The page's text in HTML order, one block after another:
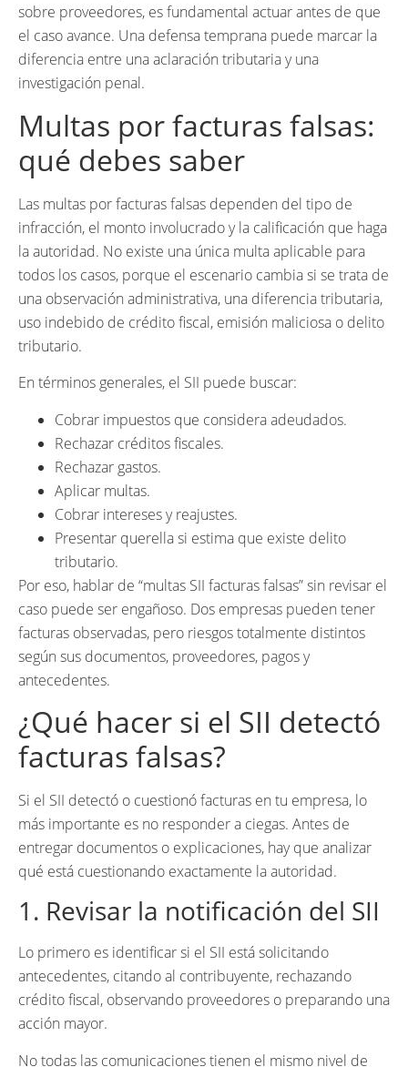
sobre proveedores, es fundamental actuar antes de que
el caso avance. Una defensa temprana puede marcar la
diferencia entre una aclaración tributaria y una
investigación penal.
Multas por facturas falsas:
qué debes saber
Las multas por facturas falsas dependen del tipo de
infracción, el monto involucrado y la calificación que haga
la autoridad. No existe una única multa aplicable para
todos los casos, porque el escenario cambia si se trata de
una observación administrativa, una diferencia tributaria,
uso indebido de crédito fiscal, emisión maliciosa o delito
tributario.
En términos generales, el SII puede buscar:
Cobrar impuestos que considera adeudados.
Rechazar créditos fiscales.
Rechazar gastos.
Aplicar multas.
Cobrar intereses y reajustes.
Presentar querella si estima que existe delito
tributario.
Por eso, hablar de “multas SII facturas falsas” sin revisar el
caso puede ser engañoso. Dos empresas pueden tener
facturas observadas, pero riesgos totalmente distintos
según sus documentos, proveedores, pagos y
antecedentes.
¿Qué hacer si el SII detectó
facturas falsas?
Si el SII detectó o cuestionó facturas en tu empresa, lo
más importante es no responder a ciegas. Antes de
entregar documentos o explicaciones, hay que analizar
qué está cuestionando exactamente la autoridad.
1. Revisar la notificación del SII
Lo primero es identificar si el SII está solicitando
antecedentes, citando al contribuyente, rechazando
crédito fiscal, observando proveedores o preparando una
acción mayor.
No todas las comunicaciones tienen el mismo nivel de